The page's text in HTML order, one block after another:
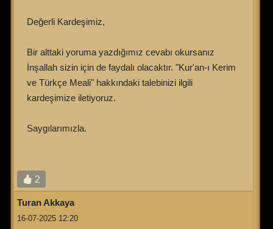
Değerli Kardeşimiz,
Bir alttaki yoruma yazdığımız cevabı okursanız
İnşallah sizin için de faydalı olacaktır. "Kur'an-ı Kerim
ve Türkçe Meali" hakkındaki talebinizi ilgili
kardeşimize iletiyoruz.
Saygılarımızla.
2
Turan Akkaya
16-07-2025 12:20